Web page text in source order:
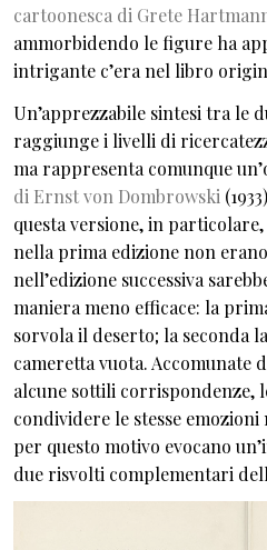
cartoonesca di Grete
ammorbidendo le figure ha
intrigante c’era nel libro
Un’apprezzabile sintesi tra le
raggiunge i livelli di
ma rappresenta comunque
di Ernst von Dombrowski
questa versione, in
nella prima edizione non
nell’edizione successiva
maniera meno efficace: la
sorvola il deserto; la seconda
cameretta vuota. Accomunate
alcune sottili corrispondenze,
condividere le stesse
per questo motivo evocano
due risvolti complementari